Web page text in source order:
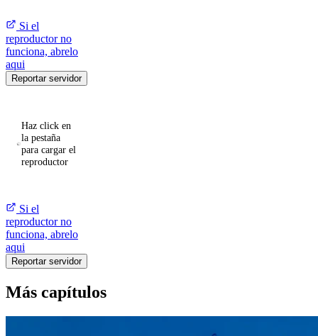
Si el
reproductor no
funciona, abrelo
aqui
Reportar servidor
Haz click en
la pestaña
para cargar el
reproductor
Si el
reproductor no
funciona, abrelo
aqui
Reportar servidor
Más capítulos